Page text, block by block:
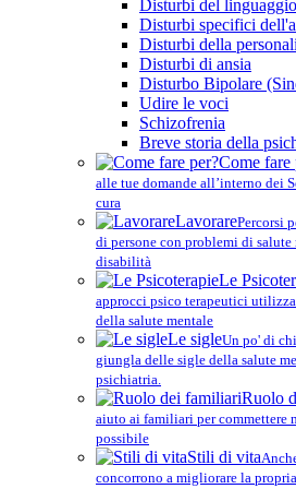
Disturbi del
Disturbi specifici
Disturbi della
Disturbi di ansia
Disturbo Bipolare
Udire le voci
Schizofrenia
Breve storia della
Come fare
alle tue domande all’interno dei
cura
LavorarePercorsi
di persone con problemi di salute
disabilità
Le
approcci psico terapeutici
della salute mentale
Le sigleUn po' di
giungla delle sigle della salute
psichiatria.
Ruolo
aiuto ai familiari per commettere
possibile
Stili di vita
concorrono a migliorare la